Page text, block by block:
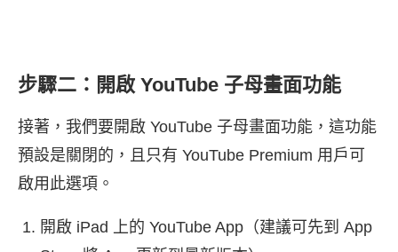
步驟二：開啟 YouTube 子母畫面功能
接著，我們要開啟 YouTube 子母畫面功能，這功能
預設是關閉的，且只有 YouTube Premium 用戶可
啟用此選項。
開啟 iPad 上的 YouTube App（建議可先到 App